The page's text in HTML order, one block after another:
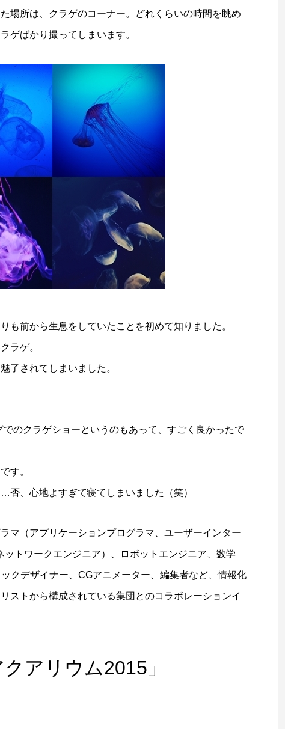
場所は、クラゲのコーナー。どれくらいの時間を眺め
ゲばかり撮ってしまいます。
も前から生息をしていたことを初めて知りました。
ラゲ。
了されてしまいました。
のクラゲショーというのもあって、すごく良かったで
す。
、心地よすぎて寝てしまいました（笑）
マ（アプリケーションプログラマ、ユーザーインター
トワークエンジニア）、ロボットエンジニア、数学
クデザイナー、CGアニメーター、編集者など、情報化
ストから構成されている集団とのコラボレーションイ
アリウム2015」